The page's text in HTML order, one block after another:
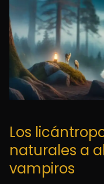
Los
naturales a
vampiros